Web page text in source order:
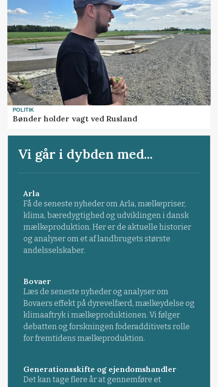
POLITIK
Bønder holder vagt ved Rusland
Vi går i dybden med...
Arla
Få de seneste nyheder om Arla, mælkepriser,
klima, bæredygtighed og udviklingen i dansk
mælkeproduktion. Her er de aktuelle historier
og analyser om et af landbrugets største
andelsselskaber.
Bovaer
Læs de seneste nyheder og analyser om
Bovaers effekt på dyrevelfærd, mælkeydelse og
klimaaftryk i mælkeproduktionen. Vi følger
debatten og forskningen foderadditivets rolle
for fremtidens mælkeproduktion.
Generationsskifte og ejendomshandler
Det kan tage flere år at gennemføre et